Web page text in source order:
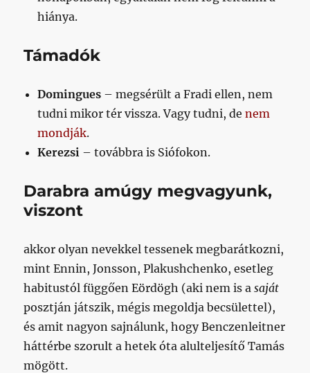
hiánya.
Támadók
Domingues – megsérült a Fradi ellen, nem
tudni mikor tér vissza. Vagy tudni, denem
mondják.
Kerezsi – továbbra is Siófokon.
Darabra amúgy megvagyunk,
viszont
akkor olyan nevekkel tessenek megbarátkozni,
mint Ennin, Jonsson, Plakushchenko, esetleg
habitustól függően Eördögh (aki nem is asaját
posztján játszik, mégis megoldja becsülettel),
és amit nagyon sajnálunk, hogy Benczenleitner
háttérbe szorult a hetek óta alulteljesítő Tamás
mögött.